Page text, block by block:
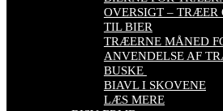
OVERSIGT – TRÆER
TIL BIER
TRÆERNE MÅNED
ANVENDELSE AF
BUSKE
BIAVL I SKOVENE
LÆS MERE